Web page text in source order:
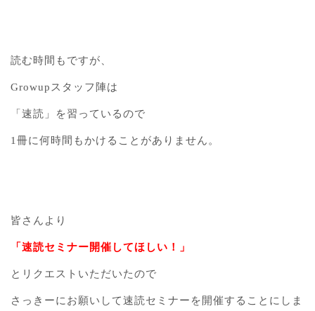
読む時間もですが、
Growupスタッフ陣は
「速読」を習っているので
1冊に何時間もかけることがありません。
皆さんより
「速読セミナー開催してほしい！」
とリクエストいただいたので
さっきーにお願いして速読セミナーを開催することにしま